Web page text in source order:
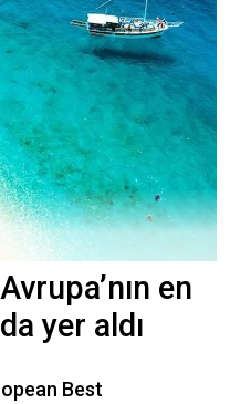
en
yer aldı
Best